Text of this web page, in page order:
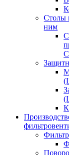
Столы
ним